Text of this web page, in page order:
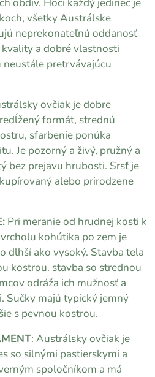
všetky Austrálske
neprekonateľnú oddanosť
a dobré vlastnosti
pretrvávajúcu
ovčiak je dobre
formát, strednú
sfarbenie ponúka
Je pozorný a živý, pružný a
bez prejavu hrubosti. Srsť je
alebo prirodzene
Pri meranie od hrudnej kosti k
kohútika po zem je
dlhší ako vysoký. Stavba tela
kostrou. stavba so strednou
odráža ich mužnosť a
Sučky majú typický jemný
s pevnou kostrou.
: Austrálsky ovčiak je
so silnými pastierskymi a
spoločníkom a má